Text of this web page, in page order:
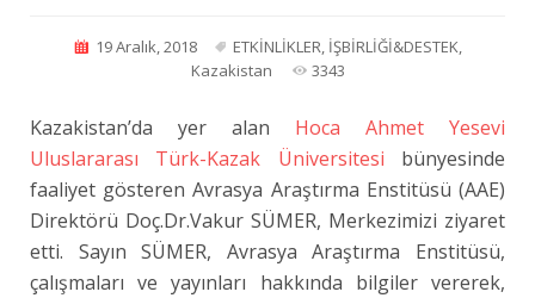
19 Aralık, 2018 ETKİNLİKLER İŞBİRLİĞİ&DESTEK
Kazakistan
3343
Kazakistan’da yer alan Hoca Ahmet Yesevi
Uluslararası Türk-Kazak Üniversitesi bünyesinde
faaliyet gösteren Avrasya Araştırma Enstitüsü (AAE)
Direktörü Doç.Dr.Vakur SÜMER, Merkezimizi ziyaret
etti. Sayın SÜMER, Avrasya Araştırma Enstitüsü,
çalışmaları ve yayınları hakkında bilgiler vererek,